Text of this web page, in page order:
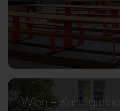
Wien – Kandlgasse